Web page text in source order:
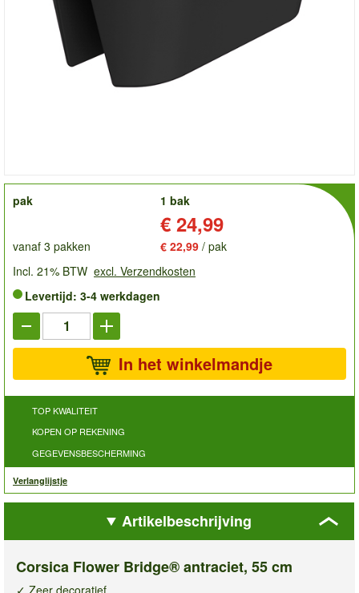
order
pak
1 bak
€ 24,99
vanaf 3 pakken € 22,99 / pak
Incl. 21% BTW excl. Verzendkosten
Levertijd: 3-4 werkdagen
In het winkelmandje
TOP KWALITEIT
KOPEN OP REKENING
GEGEVENSBESCHERMING
Verlanglijstje
Artikelbeschrijving
Corsica Flower Bridge® antraciet, 55 cm
✓ Zeer decoratief